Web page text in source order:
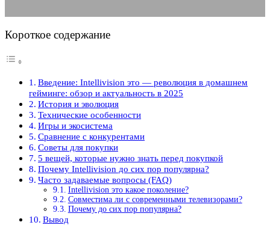
Короткое содержание
Введение: Intellivision это — революция в домашнем
гейминге: обзор и актуальность в 2025
История и эволюция
Технические особенности
Игры и экосистема
Сравнение с конкурентами
Советы для покупки
5 вещей, которые нужно знать перед покупкой
Почему Intellivision до сих пор популярна?
Часто задаваемые вопросы (FAQ)
Intellivision это какое поколение?
Совместима ли с современными телевизорами?
Почему до сих пор популярна?
Вывод